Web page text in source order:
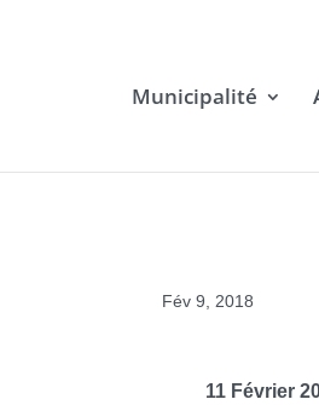
Municipalité
Fév 9, 2018
11 Février